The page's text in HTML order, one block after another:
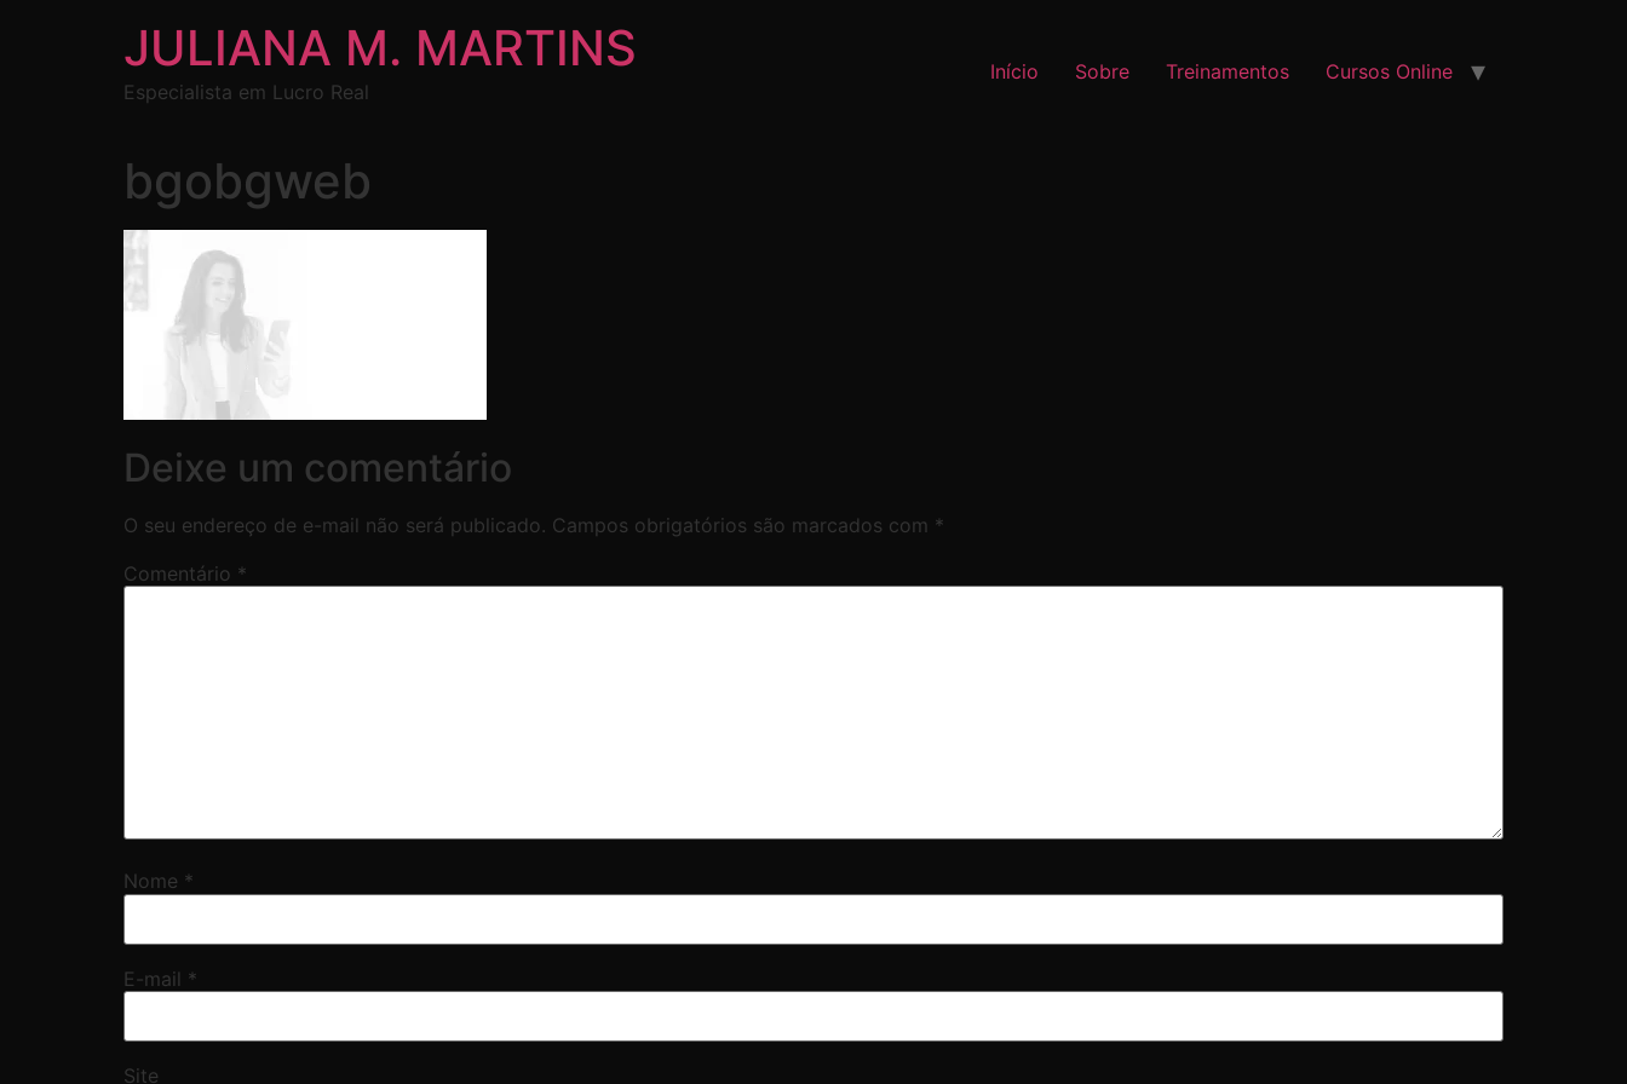
JULIANA M. MARTINS
Especialista em Lucro Real
Início Sobre Treinamentos Cursos Online
bgobgweb
Deixe um comentário
O seu endereço de e-mail não será publicado. Campos obrigatórios são marcados com *
Comentário *
Nome *
E-mail *
Site